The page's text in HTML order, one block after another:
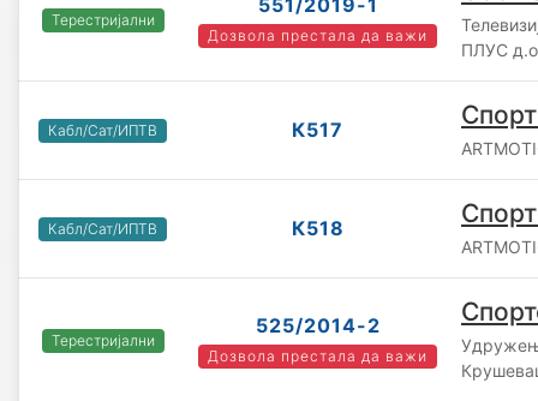
Терестријални
551/2019-1
Дозвола престала да важи
ПЛУС
Кабл/Сат/ИПТВ К517
Кабл/Сат/ИПТВ К518
Терестријални
525/2014-2
Дозвола престала да важи